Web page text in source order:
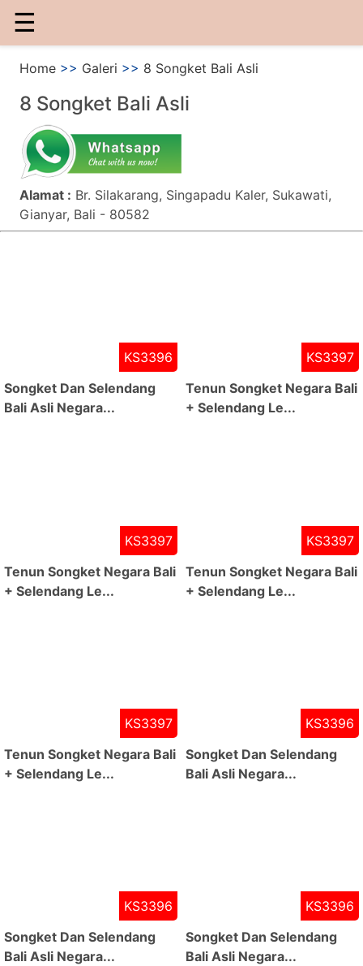
☰
Home >> Galeri >> 8 Songket Bali Asli
8 Songket Bali Asli
Alamat : Br. Silakarang, Singapadu Kaler, Sukawati,
Gianyar, Bali - 80582
KS3396
Songket Dan Selendang
Bali Asli Negara...
KS3397
Tenun Songket Negara Bali
+ Selendang Le...
KS3397
Tenun Songket Negara Bali
+ Selendang Le...
KS3397
Tenun Songket Negara Bali
+ Selendang Le...
KS3397
Tenun Songket Negara Bali
+ Selendang Le...
KS3396
Songket Dan Selendang
Bali Asli Negara...
KS3396
Songket Dan Selendang
Bali Asli Negara...
KS3396
Songket Dan Selendang
Bali Asli Negara...